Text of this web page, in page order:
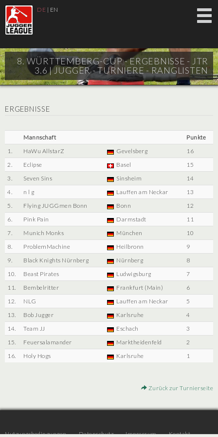
DE | EN
8. WÜRTTEMBERG-CUP - ERGEBNISSE - JTR
3.6 |JUGGER - TURNIERE - RANGLISTEN
ERGEBNISSE
Mannschaft
Punkte
1.
HaWu AllstarZ Gevelsberg
16
2.
Eclipse Basel
15
3.
Seven Sins Sinsheim
14
4.
n l g Lauffen am Neckar
13
5.
Flying JUGGmen Bonn Bonn
12
6.
Pink Pain Darmstadt
11
7.
Munich Monks München
10
8.
ProblemMachine Heilbronn
9
9.
Black Knights Nürnberg Nürnberg
8
10.
Beast Pirates Ludwigsburg
7
11.
Bembelritter Frankfurt (Main)
6
12.
NLG Lauffen am Neckar
5
13.
Bob Jugger Karlsruhe
4
14.
Team JJ Eschach
3
15.
Feuersalamander Marktheidenfeld
2
16.
Holy Hogs Karlsruhe 1
Zurück zur Turnierseite
Nutzungsbedingungen Datenschutz Impressum Kontakt